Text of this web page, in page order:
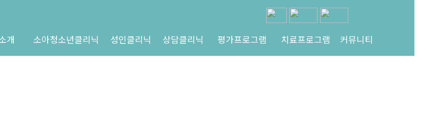
개 소아청소년클리닉 성인클리닉 상담클리닉 평가프로그램 치료프로그램 커뮤니티